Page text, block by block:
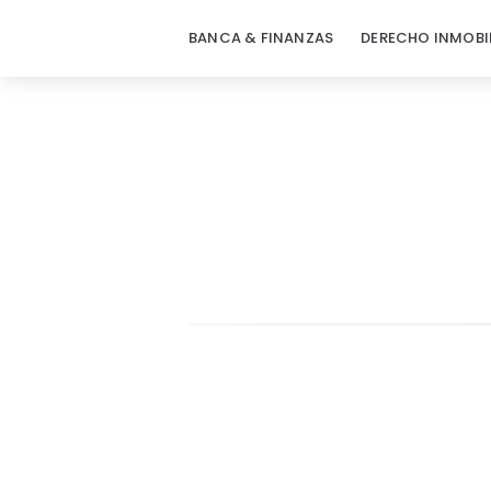
BANCA & FINANZAS DERECHO